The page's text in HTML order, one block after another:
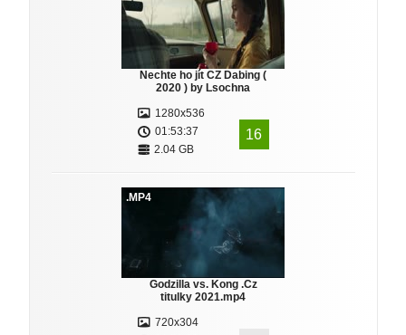
Nechte ho jít CZ Dabing (
2020 ) by Lsochna
1280x536
01:53:37
2.04 GB
16
.MP4
Godzilla vs. Kong .Cz
titulky 2021.mp4
720x304